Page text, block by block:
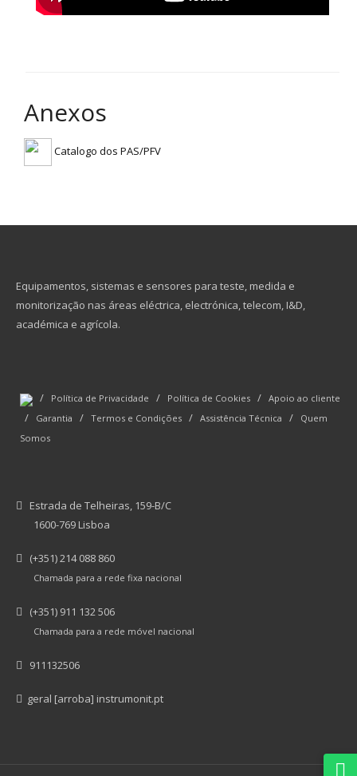
Anexos
Catalogo dos PAS/PFV
Equipamentos, sistemas e sensores para teste, medida e
monitorização nas áreas eléctrica, electrónica, telecom, I&D,
académica e agrícola.
/ Política de Privacidade / Política de Cookies / Apoio ao cliente
/ Garantia / Termos e Condições / Assistência Técnica /
Quem
Somos
Estrada de Telheiras, 159-B/C
1600-769 Lisboa
(+351) 214 088 860
Chamada para a rede fixa nacional
(+351) 911 132 506
Chamada para a rede móvel nacional
911132506
geral [arroba] instrumonit.pt